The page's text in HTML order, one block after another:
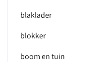
blaklader
blokker
boom en tuin